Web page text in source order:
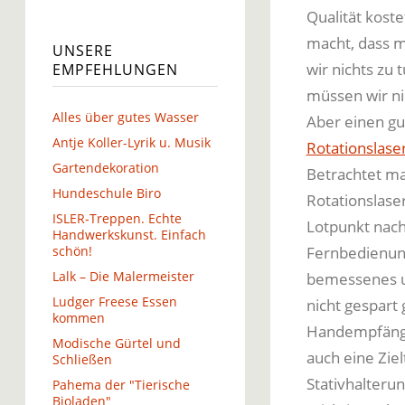
UNSERE
EMPFEHLUNGEN
Alles über gutes Wasser
Antje Koller-Lyrik u. Musik
Gartendekoration
Hundeschule Biro
ISLER-Treppen. Echte
Handwerkskunst. Einfach
schön!
Lalk – Die Malermeister
Ludger Freese Essen
kommen
Modische Gürtel und
Schließen
Pahema der "Tierische
Bioladen"
Qualität
macht, dass
wir nichts zu
müssen wir
Aber einen
Betrachtet
Lotpunkt
bemessenes
nicht gespart
auch eine